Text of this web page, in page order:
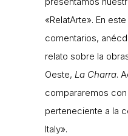
«RelatArte». En
comentarios,
relato sobre la
Oeste, La Charra.
compararemos
perteneciente a la
Italy».